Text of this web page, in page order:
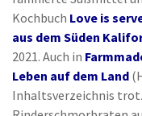
Kochbuch Love is
aus dem Süden
2021. Auch in
Leben auf dem Land
Inhaltsverzeichnis